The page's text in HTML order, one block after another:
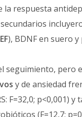
respuesta
), BDNF en suero
seguimiento, pero
y de ansiedad
F=32,0; p<0,001)
(F=12,7;